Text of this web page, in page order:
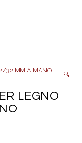
🔍
LEGNO